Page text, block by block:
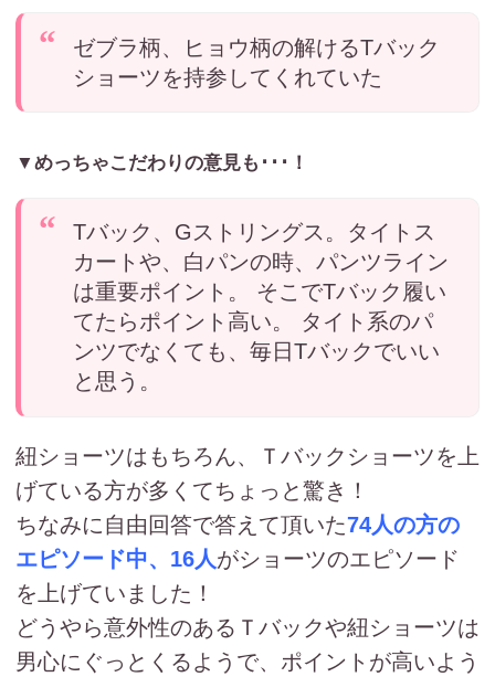
ゼブラ柄、ヒョウ柄の解けるTバック
ショーツを持参してくれていた
▼めっちゃこだわりの意見も･･･！
Tバック、Gストリングス。タイトス
カートや、白パンの時、パンツライン
は重要ポイント。 そこでTバック履い
てたらポイント高い。 タイト系のパ
ンツでなくても、毎日Tバックでいい
と思う。
紐ショーツはもちろん、Ｔバックショーツを上
げている方が多くてちょっと驚き！
ちなみに自由回答で答えて頂いた74人の方の
エピソード中、16人がショーツのエピソード
を上げていました！
どうやら意外性のあるＴバックや紐ショーツは
男心にぐっとくるようで、ポイントが高いよう